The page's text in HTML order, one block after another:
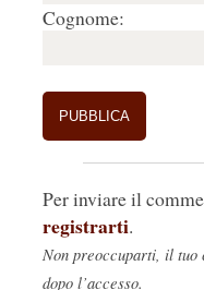
Cognome:
Per inviare il
registrarti.
Non preoccuparti, il tuo
dopo l’accesso.